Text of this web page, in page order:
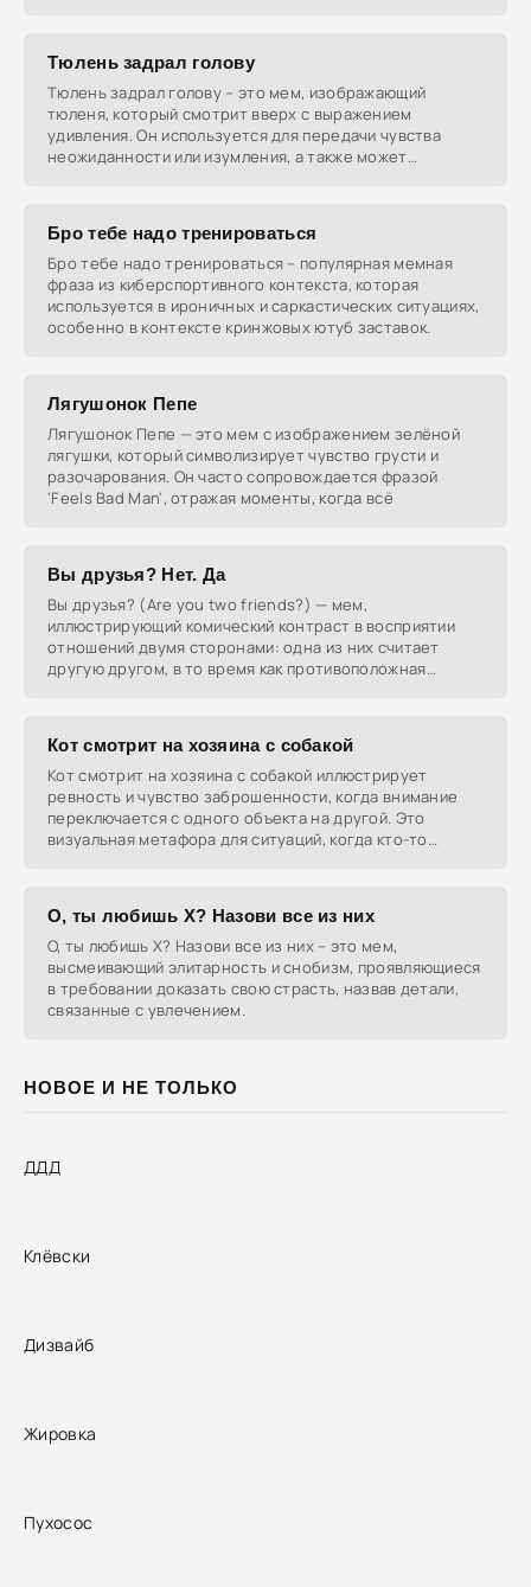
НОВОЕ И НЕ ТОЛЬКО
ДДД
Клёвски
Дизвайб
Жировка
Пухосос
Тюлень задрал голову
Тюлень задрал голову – это мем, изображающий
тюленя, который смотрит вверх с выражением
удивления. Он используется для передачи чувства
неожиданности или изумления, а также может
Бро тебе надо тренироваться
Бро тебе надо тренироваться – популярная мемная
фраза из киберспортивного контекста, которая
используется в ироничных и саркастических ситуациях,
особенно в контексте кринжовых ютуб заставок.
Лягушонок Пепе
Лягушонок Пепе — это мем с изображением зелёной
лягушки, который символизирует чувство грусти и
разочарования. Он часто сопровождается фразой
'Feels Bad Man', отражая моменты, когда всё
Вы друзья? Нет. Да
Вы друзья? (Are you two friends?) — мем,
иллюстрирующий комический контраст в восприятии
отношений двумя сторонами: одна из них считает
другую другом, в то время как противоположная
Кот смотрит на хозяина с собакой
Кот смотрит на хозяина с собакой иллюстрирует
ревность и чувство заброшенности, когда внимание
переключается с одного объекта на другой. Это
визуальная метафора для ситуаций, когда кто-то
О, ты любишь X? Назови все из них
О, ты любишь X? Назови все из них – это мем,
высмеивающий элитарность и снобизм, проявляющиеся
в требовании доказать свою страсть, назвав детали,
связанные с увлечением.